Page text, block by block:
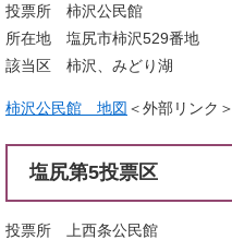
投票所 柿沢公民館
所在地 塩尻市柿沢529番地
該当区 柿沢、みどり湖
柿沢公民館 地図 ＜外部リンク＞
塩尻第5投票区
投票所 上西条公民館